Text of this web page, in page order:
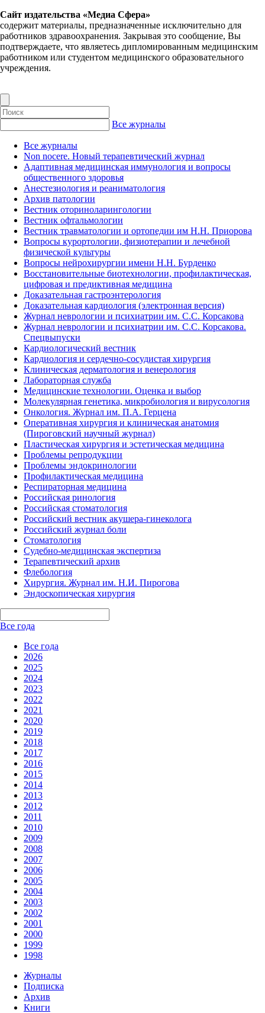
Сайт издательства «Медиа Сфера»
содержит материалы, предназначенные исключительно для
работников здравоохранения. Закрывая это сообщение, Вы
подтверждаете, что являетесь дипломированным медицинским
работником или студентом медицинского образовательного
учреждения.
Все журналы
Все журналы
Non nocere. Новый терапевтический журнал
Адаптивная медицинская иммунология и вопросы
общественного здоровья
Анестезиология и реаниматология
Архив патологии
Вестник оториноларингологии
Вестник офтальмологии
Вестник травматологии и ортопедии им Н.Н. Приорова
Вопросы курортологии, физиотерапии и лечебной
физической культуры
Вопросы нейрохирургии имени Н.Н. Бурденко
Восстановительные биотехнологии, профилактическая,
цифровая и предиктивная медицина
Доказательная гастроэнтерология
Доказательная кардиология (электронная версия)
Журнал неврологии и психиатрии им. С.С. Корсакова
Журнал неврологии и психиатрии им. С.С. Корсакова.
Спецвыпуски
Кардиологический вестник
Кардиология и сердечно-сосудистая хирургия
Клиническая дерматология и венерология
Лабораторная служба
Медицинские технологии. Оценка и выбор
Молекулярная генетика, микробиология и вирусология
Онкология. Журнал им. П.А. Герцена
Оперативная хирургия и клиническая анатомия
(Пироговский научный журнал)
Пластическая хирургия и эстетическая медицина
Проблемы репродукции
Проблемы эндокринологии
Профилактическая медицина
Респираторная медицина
Российская ринология
Российская стоматология
Российский вестник акушера-гинеколога
Российский журнал боли
Стоматология
Судебно-медицинская экспертиза
Терапевтический архив
Флебология
Хирургия. Журнал им. Н.И. Пирогова
Эндоскопическая хирургия
Все года
Все года
2026
2025
2024
2023
2022
2021
2020
2019
2018
2017
2016
2015
2014
2013
2012
2011
2010
2009
2008
2007
2006
2005
2004
2003
2002
2001
2000
1999
1998
Журналы
Подписка
Архив
Книги